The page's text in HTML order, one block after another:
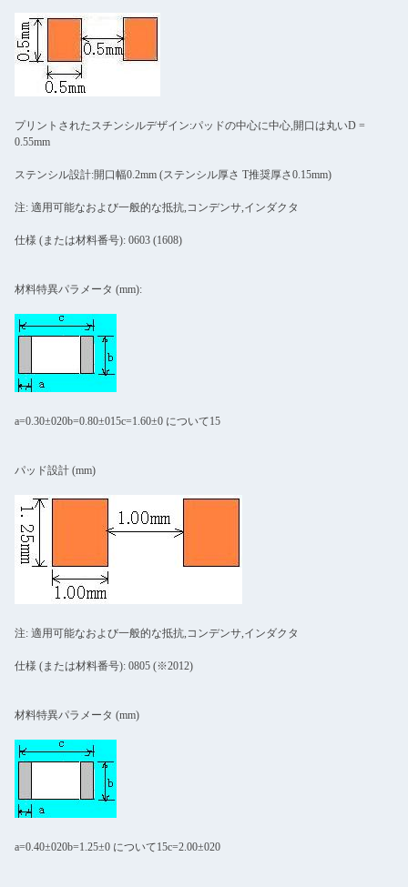
プリントされたスチンシルデザイン:パッドの中心に中心,開口は丸いD =
0.55mm
ステンシル設計:開口幅0.2mm (ステンシル厚さ T推奨厚さ0.15mm)
注: 適用可能なおよび一般的な抵抗,コンデンサ,インダクタ
仕様 (または材料番号): 0603 (1608)
材料特異パラメータ (mm):
a=0.30±020b=0.80±015c=1.60±0 について15
パッド設計 (mm)
注: 適用可能なおよび一般的な抵抗,コンデンサ,インダクタ
仕様 (または材料番号): 0805 (※2012)
材料特異パラメータ (mm)
a=0.40±020b=1.25±0 について15c=2.00±020